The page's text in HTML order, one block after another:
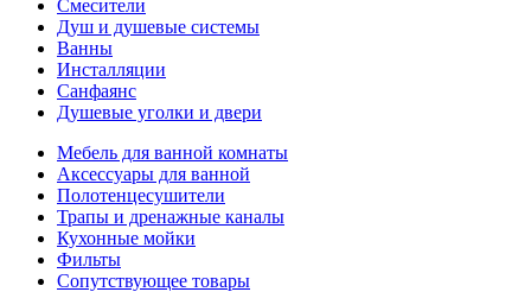
Смесители
Душ и душевые системы
Ванны
Инсталляции
Санфаянс
Душевые уголки и двери
Мебель для ванной комнаты
Аксессуары для ванной
Полотенцесушители
Трапы и дренажные каналы
Кухонные мойки
Фильты
Сопутствующее товары